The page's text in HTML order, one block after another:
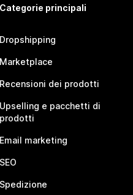
Categorie principali
Dropshipping
Marketplace
Recensioni dei prodotti
Upselling e pacchetti di
prodotti
Email marketing
SEO
Spedizione